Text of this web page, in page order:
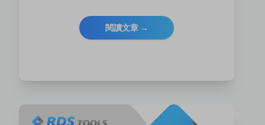
優化本地 RDP 環境，以實現卓越的遠程管理。這是 IT
專業人員和尋求高效安全遠程桌面解決方案的企業的
閱讀文章 →